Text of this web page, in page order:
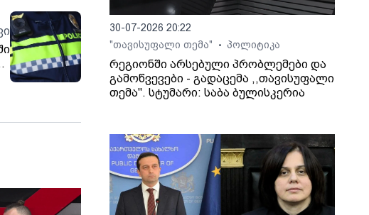
30-07-2026 20:22
"თავისუფალი თემა"
• პოლიტიკა
რეგიონში არსებული პრობლემები და
გამოწვევები - გადაცემა ,,თავისუფალი
თემა". სტუმარი: საბა ბულისკერია